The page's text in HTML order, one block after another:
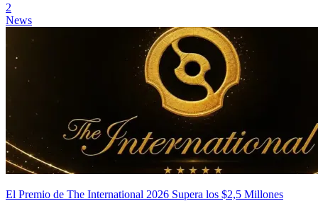
2
News
El Premio de The International 2026 Supera los $2,5 Millones